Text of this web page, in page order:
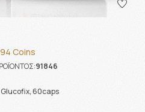
Coins
91846
60caps